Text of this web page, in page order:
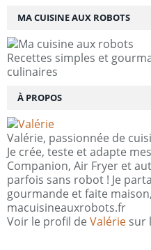
MA CUISINE AUX ROBOTS
Recettes simples et
culinaires
À PROPOS
Valérie, passionnée de
Je crée, teste et adapte
Companion, Air Fryer et
parfois sans robot ! Je
gourmande et faite
macuisineauxrobots.fr
Voir le profil de Valérie sur